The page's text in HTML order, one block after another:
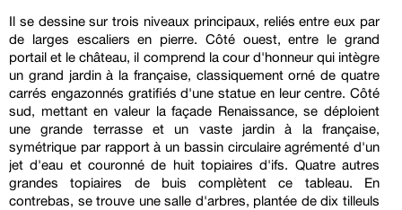
Il se dessine sur trois niveaux principaux, reliés entre eux par
de larges escaliers en pierre. Côté ouest, entre le grand
portail et le château, il comprend la cour d'honneur qui intègre
un grand jardin à la française, classiquement orné de quatre
carrés engazonnés gratifiés d'une statue en leur centre. Côté
sud, mettant en valeur la façade Renaissance, se déploient
une grande terrasse et un vaste jardin à la française,
symétrique par rapport à un bassin circulaire agrémenté d'un
jet d'eau et couronné de huit topiaires d'ifs. Quatre autres
grandes topiaires de buis complètent ce tableau. En
contrebas, se trouve une salle d'arbres, plantée de dix tilleuls